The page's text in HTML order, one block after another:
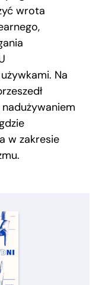
wrota
Na
w zakresie